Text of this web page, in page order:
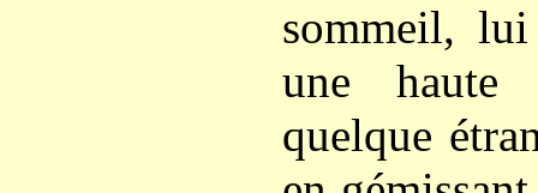
sommeil,
une haute
quelque